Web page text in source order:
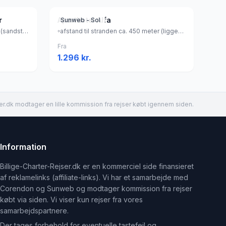
afstand til stranden ca. 50 meter (sandstrand, liggestole (mod betaling) , parasol (mod betaling) ), Grækenland
Sunweb - Sol
Aparthotel Alfa
afstand til stranden ca. 450 meter (liggestole (mod betaling) , parasol (mod betaling) ), Grækenland
Fra
1.296 kr.
modtager en lille kommission fra rejser købt igennem siden.
Information
Billige-Charter-Rejser.dk er en kommerciel side finansieret
af reklamelinks (affiliate-links). Vi har et samarbejde med
Corendon og Sunweb og modtager kommission fra rejser
købt via siden. Vi viser kun rejser fra vores
samarbejdspartnere.